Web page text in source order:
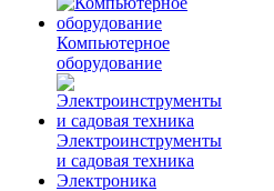
Компьютерное
оборудование
Электроинструменты
и садовая техника
Электроника